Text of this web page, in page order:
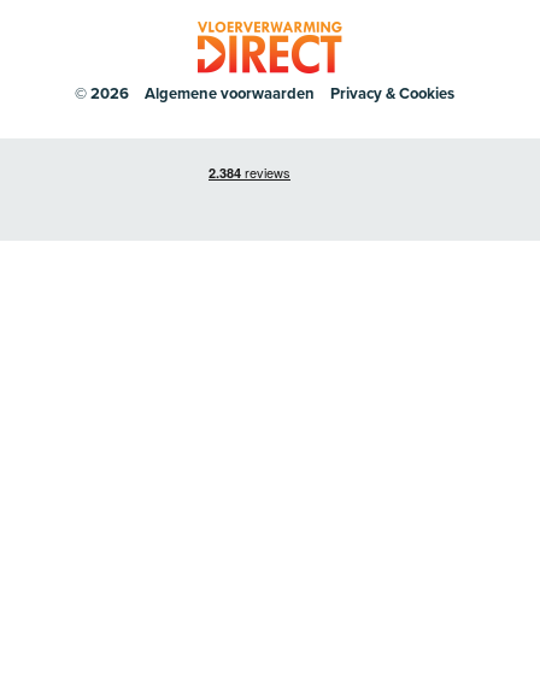
© 2026 Algemene voorwaarden Privacy & Cookies